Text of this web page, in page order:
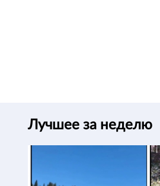
Лучшее за неделю